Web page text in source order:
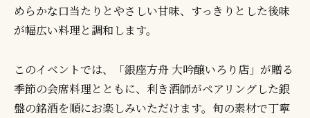
めらかな口当たりとやさしい甘味、すっきりとした後味
が幅広い料理と調和します。
このイベントでは、「銀座方舟 大吟醸いろり店」が贈る
季節の会席料理とともに、利き酒師がペアリングした銀
盤の銘酒を順にお楽しみいただけます。旬の素材で丁寧